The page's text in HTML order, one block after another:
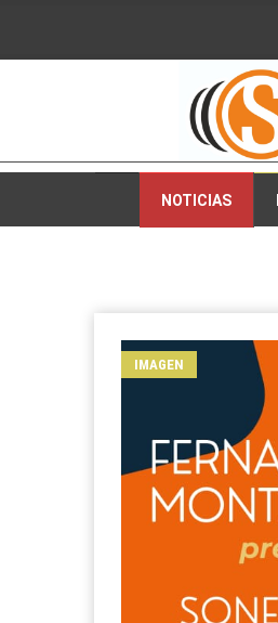
2026-08-08 10:19:50
NOTICIAS
IMAGEN